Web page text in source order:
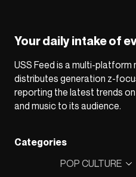
Your daily intake of
USS Feed is a multi-
distributes generation z-
reporting the latest trends
and music to its audience.
Categories
POP CULTURE